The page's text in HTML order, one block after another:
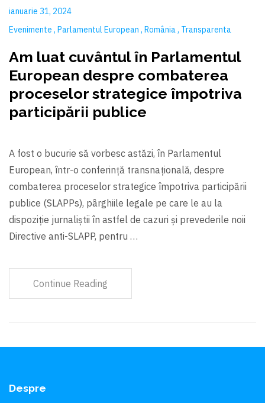
ianuarie 31, 2024
Evenimente Parlamentul European România Transparenta
Am luat cuvântul în Parlamentul
European despre combaterea
proceselor strategice împotriva
participării publice
A fost o bucurie să vorbesc astăzi, în Parlamentul
European, într-o conferință transnațională, despre
combaterea proceselor strategice împotriva participării
publice (SLAPPs), pârghiile legale pe care le au la
dispoziție jurnaliștii în astfel de cazuri și prevederile noii
Directive anti-SLAPP, pentru …
Continue Reading
Despre